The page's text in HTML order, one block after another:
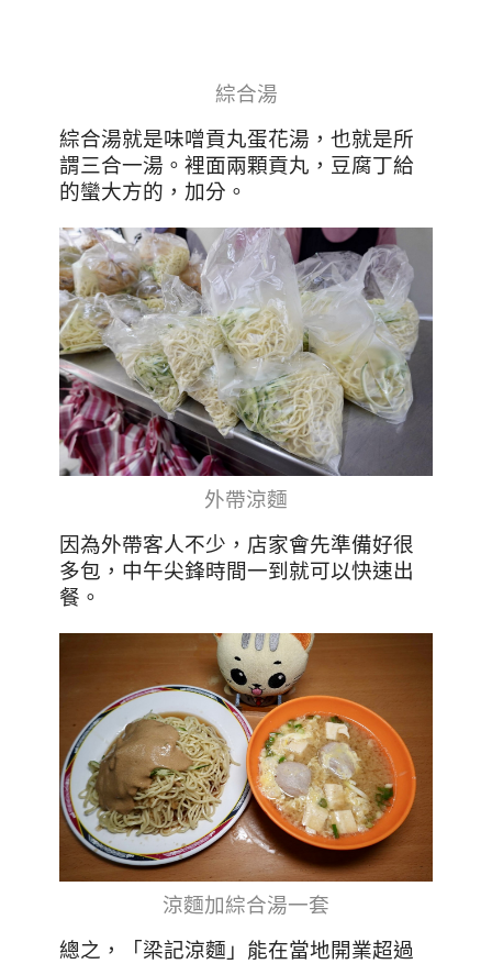
綜合湯
綜合湯就是味噌貢丸蛋花湯，也就是所
謂三合一湯。裡面兩顆貢丸，豆腐丁給
的蠻大方的，加分。
外帶涼麵
因為外帶客人不少，店家會先準備好很
多包，中午尖鋒時間一到就可以快速出
餐。
涼麵加綜合湯一套
總之，「梁記涼麵」能在當地開業超過